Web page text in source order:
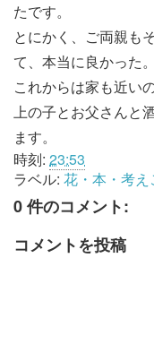
たです。
とにかく、ご両親も
て、本当に良かった。
これからは家も近い
上の子とお父さんと
ます。
時刻: 23:53
ラベル: 花・本・考え
0 件のコメント:
コメントを投稿